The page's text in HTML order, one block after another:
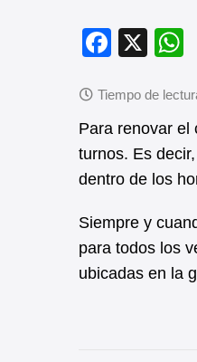
F
c
e
b
o
o
k
X
s
Para renovar el
turnos. Es
dentro de los
Siempre y
para todos los
ubicadas en la